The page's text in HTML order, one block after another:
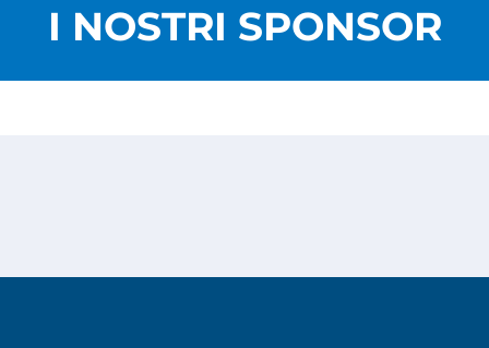
I NOSTRI SPONSOR